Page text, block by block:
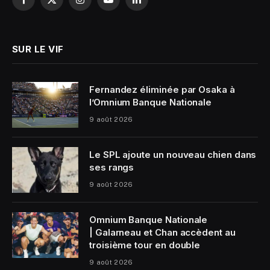
Facebook
X
InstagramYouTubeLinkedIn
SUR LE VIF
Fernandez éliminée par Osaka à
l’Omnium Banque Nationale
9 août 2026
Le SPL ajoute un nouveau chien dans
ses rangs
9 août 2026
Omnium Banque Nationale
| Galarneau et Chan accèdent au
troisième tour en double
9 août 2026